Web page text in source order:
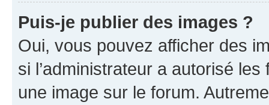
Puis-je publier des images ?
Oui, vous pouvez afficher des
si l’administrateur a autorisé
une image sur le forum.